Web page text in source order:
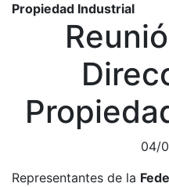
Propiedad Industrial
04/
Representantes de la